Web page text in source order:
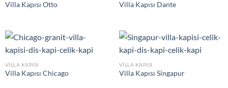
Villa Kapısı Otto Villa Kapısı Dante
VILLA KAPISI
Villa Kapısı Chicago
VILLA KAPISI
Villa Kapısı Singapur